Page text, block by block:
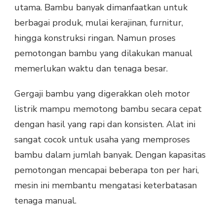
DAN
utama. Bambu banyak dimanfaatkan untuk
berbagai produk, mulai kerajinan, furnitur,
hingga konstruksi ringan. Namun proses
pemotongan bambu yang dilakukan manual
memerlukan waktu dan tenaga besar.
Gergaji bambu yang digerakkan oleh motor
listrik mampu memotong bambu secara cepat
dengan hasil yang rapi dan konsisten. Alat ini
sangat cocok untuk usaha yang memproses
bambu dalam jumlah banyak. Dengan kapasitas
pemotongan mencapai beberapa ton per hari,
mesin ini membantu mengatasi keterbatasan
tenaga manual.